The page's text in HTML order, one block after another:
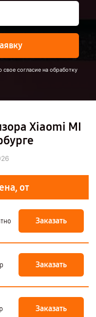
согласие на обработку
Xiaomi MI
от
Заказать
Заказать
Заказать